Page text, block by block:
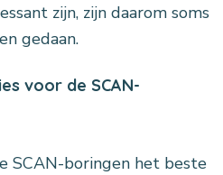
zijn, zijn daarom soms
gedaan.
voor de SCAN-
SCAN-boringen het beste